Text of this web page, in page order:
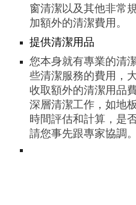
窗清潔以及其他非常
加額外的清潔費用。
提供清潔用品
您本身就有專業的清
些清潔服務的費用，
收取額外的清潔用品
深層清潔工作，如地
時間評估和計算，是
請您事先跟專家協調。